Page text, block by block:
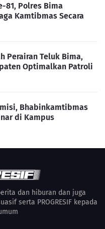
81, Polres Bima
Kamtibmas Secara
Perairan Teluk Bima,
Optimalkan Patroli
Bhabinkamtibmas
di Kampus
dan hiburan dan juga
serta PROGRESIF kepada